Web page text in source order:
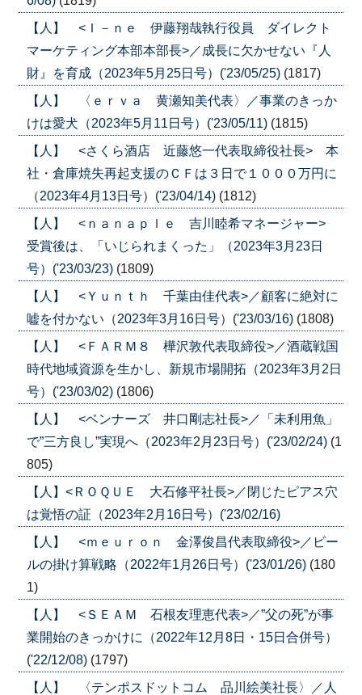
【人】 <Ｉ－ｎｅ 伊藤翔哉執行役員 ダイレクト
マーケティング本部本部長>／成長に欠かせない『人
財』を育成（2023年5月25日号）('23/05/25) (1817)
【人】 〈ｅｒｖａ 黄瀬知美代表〉／事業のきっか
けは愛犬（2023年5月11日号）('23/05/11) (1815)
【人】 <さくら酒店 近藤悠一代表取締役社長> 本
社・倉庫焼失再起支援のＣＦは３日で１０００万円に
（2023年4月13日号）('23/04/14) (1812)
【人】 <ｎａｎａｐｌｅ 吉川睦希マネージャー>
受賞後は、「いじられまくった」（2023年3月23日
号）('23/03/23) (1809)
【人】 <Ｙｕｎｔｈ 千葉由佳代表>／顧客に絶対に
嘘を付かない（2023年3月16日号）('23/03/16) (1808)
【人】 <ＦＡＲＭ８ 樺沢敦代表取締役>／酒蔵戦国
時代地域資源を生かし、新規市場開拓（2023年3月2日
号）('23/03/02) (1806)
【人】 <ベンナーズ 井口剛志社長>／「未利用魚」
で”三方良し”実現へ（2023年2月23日号）('23/02/24) (1
805)
【人】<ＲＯＱＵＥ 大石修平社長>／閉じたピアス穴
は覚悟の証（2023年2月16日号）('23/02/16)
【人】 <ｍｅｕｒｏｎ 金澤俊昌代表取締役>／ビー
ルの掛け算戦略（2022年1月26日号）('23/01/26) (180
1)
【人】 <ＳＥＡＭ 石根友理恵代表>／”父の死”が事
業開始のきっかけに（2022年12月8日・15日合併号）
('22/12/08) (1797)
【人】 〈テンポスドットコム 品川絵美社長〉／人